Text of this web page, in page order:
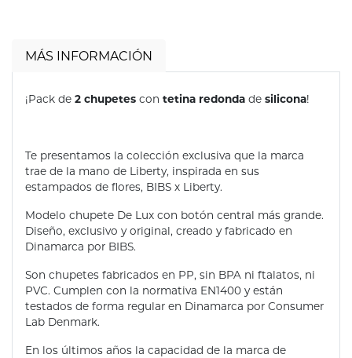
MÁS INFORMACIÓN
¡Pack de 2 chupetes con tetina redonda de silicona!
Te presentamos la colección exclusiva que la marca
trae de la mano de Liberty, inspirada en sus
estampados de flores, BIBS x Liberty.
Modelo chupete De Lux con botón central más grande.
Diseño, exclusivo y original, creado y fabricado en
Dinamarca por BIBS.
Son chupetes fabricados en PP, sin BPA ni ftalatos, ni
PVC. Cumplen con la normativa EN1400 y están
testados de forma regular en Dinamarca por Consumer
Lab Denmark.
En los últimos años la capacidad de la marca de